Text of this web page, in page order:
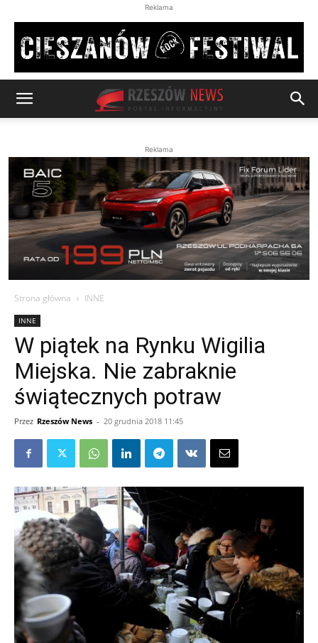
Reklama
Reklama
Strona główna INNE
INNE
W piątek na Rynku Wigilia
Miejska. Nie zabraknie
świątecznych potraw
Przez Rzeszów News - 20 grudnia 2018 11:45